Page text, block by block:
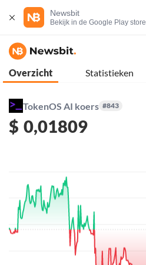
Newsbit
Bekijk in de Google Play store
Overzicht Statistieken
TokenOS AI koers #843
$ 0,01809